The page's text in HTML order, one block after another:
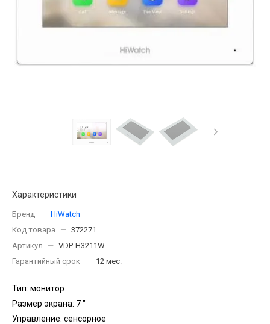
Характеристики
Бренд — HiWatch
Код товара
— 372271
Артикул
— VDP-H3211W
Гарантийный срок
— 12 мес.
Тип: монитор
Размер экрана: 7 "
Управление: сенсорное